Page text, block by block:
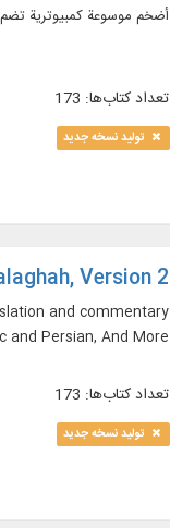
أضخم موسوعة كمبيوترية تضم كلمات الإمام علي عليه السلام 173 کتاباً ضمن
تعداد کتاب‌ها: 173
تولید نسخه جدید
Version 2
and commentary
Persian, And More…
تعداد کتاب‌ها: 173
تولید نسخه جدید